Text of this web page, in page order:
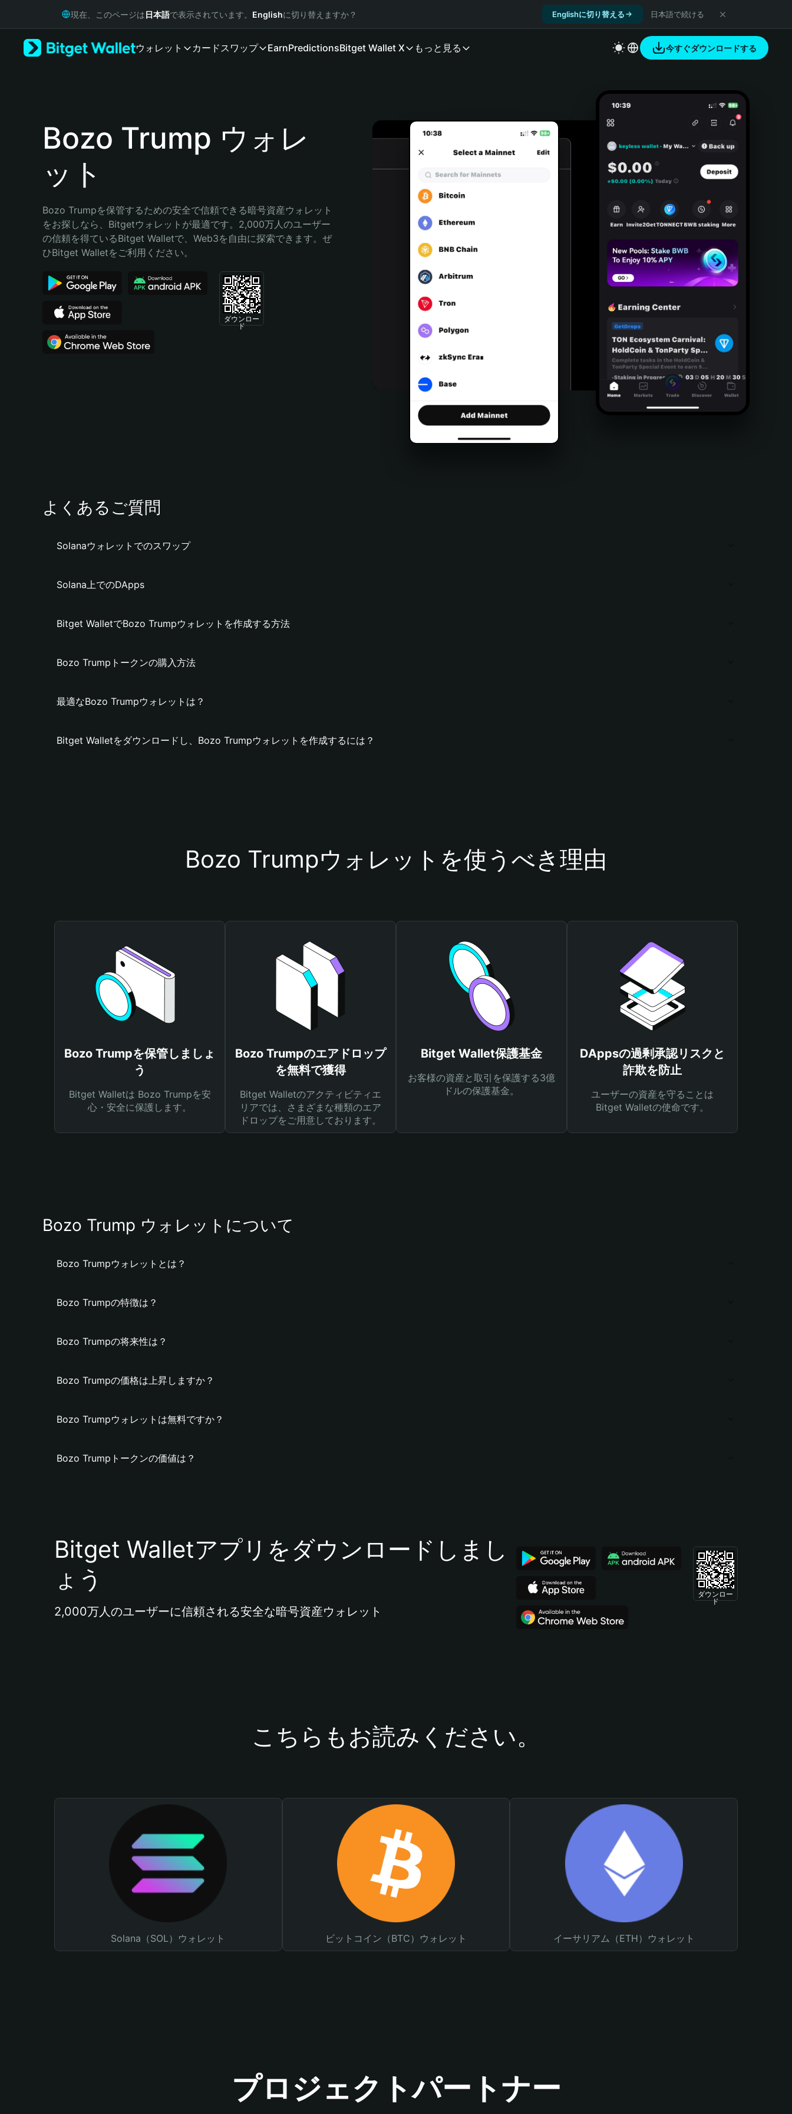
Русский
Português (Portugal)
Bahasa Indonesia
Português (Brasil)
Español (Argentina)
現在、このページは日本語で表示されています。 Englishに切り替えますか？ Englishに切り替える 日本語で続ける
ウォレット カードスワップ EarnPredictionsBitget Wallet X もっと見る 今すぐダウンロードする
Bozo Trump ウォレ
ット
Bozo Trumpを保管するための安全で信頼できる暗号資産ウォレット
をお探しなら、Bitgetウォレットが最適です。2,000万人のユーザー
の信頼を得ているBitget Walletで、Web3を自由に探索できます。ぜ
ひBitget Walletをご利用ください。
ダウンロー
ド
よくあるご質問
Solanaウォレットでのスワップ
Solana上でのDApps
Bitget WalletでBozo Trumpウォレットを作成する方法
Bozo Trumpトークンの購入方法
最適なBozo Trumpウォレットは？
Bitget Walletをダウンロードし、Bozo Trumpウォレットを作成するには？
Bozo Trumpウォレットを使うべき理由
Bozo Trumpを保管しましょ
う
Bitget Walletは Bozo Trumpを安
心・安全に保護します。
Bozo Trumpのエアドロップ
を無料で獲得
Bitget Walletのアクティビティエ
リアでは、さまざまな種類のエア
ドロップをご用意しております。
Bitget Wallet保護基金
お客様の資産と取引を保護する3億
ドルの保護基金。
DAppsの過剰承認リスクと
詐欺を防止
ユーザーの資産を守ることは
Bitget Walletの使命です。
Bozo Trump ウォレットについて
Bozo Trumpウォレットとは？
Bozo Trumpの特徴は？
Bozo Trumpの将来性は？
Bozo Trumpの価格は上昇しますか？
Bozo Trumpウォレットは無料ですか？
Bozo Trumpトークンの価値は？
Bitget Walletアプリをダウンロードしまし
ょう
2,000万人のユーザーに信頼される安全な暗号資産ウォレット
ダウンロー
ド
こちらもお読みください。
Solana（SOL）ウォレット ビットコイン（BTC）ウォレット イーサリアム（ETH）ウォレット
プロジェクトパートナー